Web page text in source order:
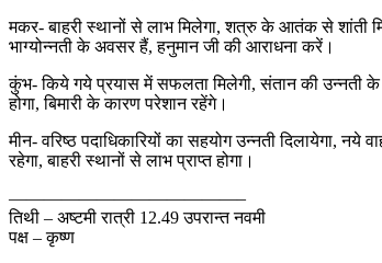
मकर- बाहरी स्थानों से लाभ मिलेगा, शत्रु के आतंक से शांती
भाग्योन्नती के अवसर हैं, हनुमान जी की आराधना करें।
कुंभ- किये गये प्रयास में सफलता मिलेगी, संतान की उन्नती के
होगा, बिमारी के कारण परेशान रहेंगे।
मीन- वरिष्ठ पदाधिकारियों का सहयोग उन्नती दिलायेगा,
रहेगा, बाहरी स्थानों से लाभ प्राप्त होगा।
—————————————–
तिथी – अष्टमी रात्री 12.49 उपरान्त नवमी
पक्ष – कृष्ण